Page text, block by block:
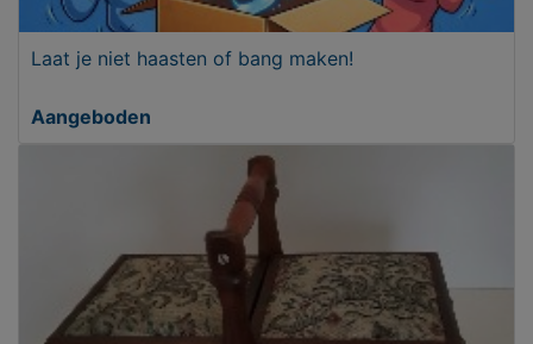
Laat je niet haasten of bang maken!
Aangeboden